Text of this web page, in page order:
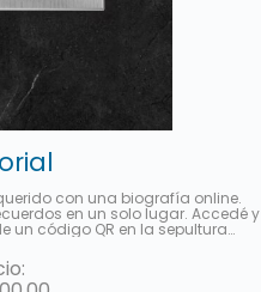
con una biografía online.
en un solo lugar. Accedé y
un código QR en la sepultura
sin interés con MercadoPago.